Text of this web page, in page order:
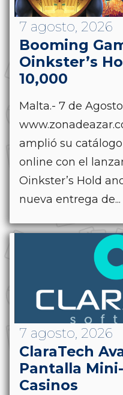
7 agosto, 2026
Booming
Oinkster’s
10,000
Malta.- 7 de Agosto
amplió su
online con el
Oinkster’s Hold
nueva entrega de...
7 agosto, 2026
ClaraTech
Pantalla
Casinos